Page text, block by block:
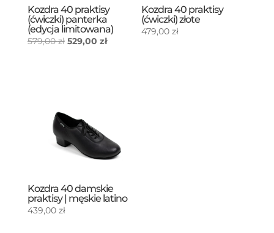
Kozdra 40 praktisy
(ćwiczki) panterka
(edycja limitowana)
579,00zł Pierwotna
529,00 złAktualna
Kozdra 40 praktisy
(ćwiczki) złote
479,00zł
Kozdra 40 damskie
praktisy | męskie latino
439,00 zł